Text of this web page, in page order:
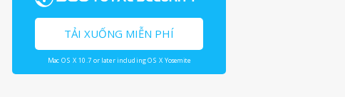
TẢI XUỐNG MIỄN PHÍ
Mac OS X 10.7 or later including OS X Yosemite